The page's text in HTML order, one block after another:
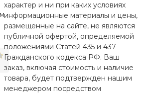
характер и ни при каких условиях
информационные материалы и цены,
размещенные на сайте, не являются
публичной офертой, определяемой
положениями Статей 435 и 437
Гражданского кодекса РФ. Ваш
заказ, включая стоимость и наличие
товара, будет подтвержден нашим
менеджером посредством